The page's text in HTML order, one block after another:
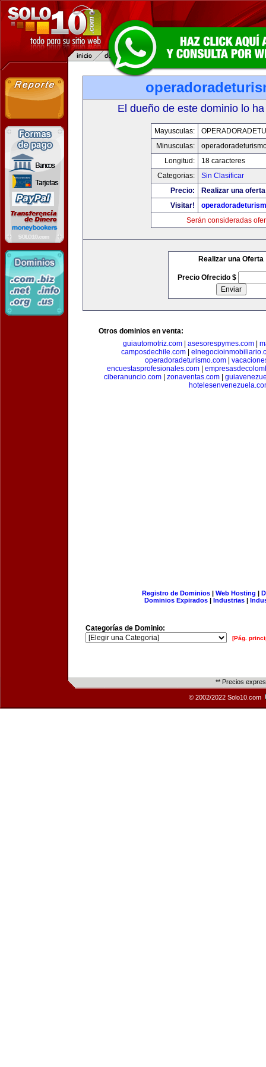
El dueño de este dominio lo
Mayusculas:
Minusculas:
Longitud:
18 caracteres
Categorias:
Sin Clasificar
Precio:
Realizar una
Visitar!
Serán consideradas
Realizar una Oferta
Precio Ofrecido $
Otros dominios en venta:
guiautomotriz.com
asesorespymes.com
camposdechile.com
operadoradeturismo.com
encuestasprofesionales.com
ciberanuncio.com| zonaventas.com|
Registro de Dominios| Web Hosting |
Dominios Expirados | Industrias |
Categorías de Dominio:
[Pág.
** Precios
© 2002/2022 Solo10.com